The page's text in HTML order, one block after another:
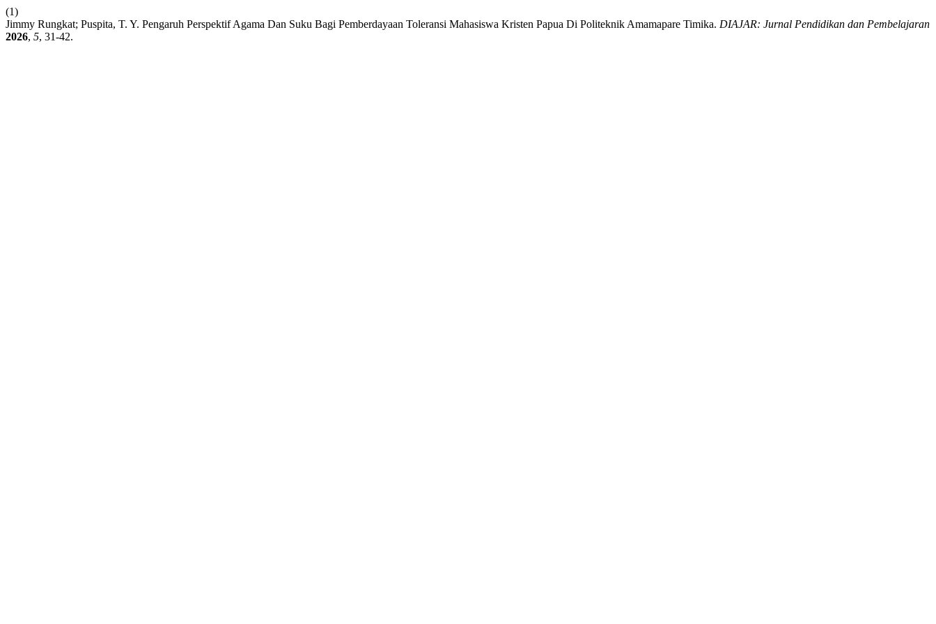
(1)
Jimmy Rungkat; Puspita, T. Y. Pengaruh Perspektif Agama Dan Suku Bagi Pemberdayaan Toleransi Mahasiswa Kristen Papua Di Politeknik Amamapare Timika. DIAJAR: Jurnal Pendidikan dan Pembelajaran
2026, 5, 31-42.